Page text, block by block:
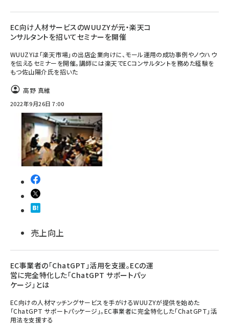
EC向け人材サービスのWUUZYが元・楽天コ
ンサルタントを招いてセミナーを開催
WUUZYは「楽天市場」の出店企業向けに、モール運用の成功事例やノウハウ
を伝えるセミナーを開催。講師には楽天でECコンサルタントを務めた経験を
もつ佐山陽介氏を招いた
高野 真維
2022年9月26日 7:00
売上向上
EC事業者の「ChatGPT」活用を支援。ECの運
営に完全特化した「ChatGPT サポートパッ
ケージ」とは
EC向けの人材マッチングサービスを手がけるWUUZYが提供を始めた
「ChatGPT サポートパッケージ」。EC事業者に完全特化した「ChatGPT」活
用法を支援する